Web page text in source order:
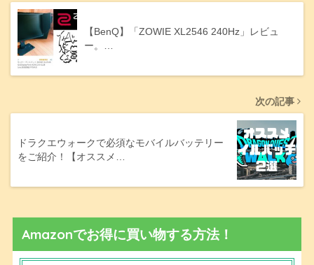
【BenQ】「ZOWIE XL2546 240Hz」レビュ
ー。…
次の記事
ドラクエウォークで必須なモバイルバッテリー
をご紹介！【オススメ…
Amazonでお得に買い物する方法！